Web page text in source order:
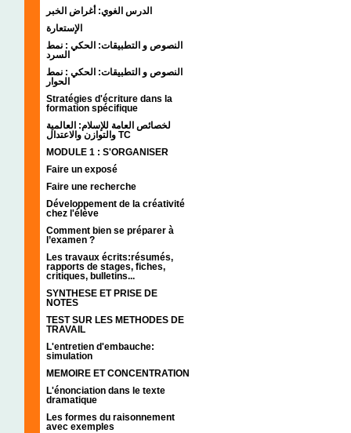
الدرس الغوي: أغراض الخبر
الإستعارة
النصوص و التطبيقات: الحكي : نمط
السرد
النصوص و التطبيقات: الحكي : نمط
الحوار
Stratégies d'écriture dans la
formation spécifique
لخصائص العامة للإسلام: العالمية
والتوازن والاعتدال TC
MODULE 1 : S'ORGANISER
Faire un exposé
Faire une recherche
Développement de la créativité
chez l'élève
Comment bien se préparer à
l’examen ?
Les travaux écrits:résumés,
rapports de stages, fiches,
critiques, bulletins...
SYNTHESE ET PRISE DE
NOTES
TEST SUR LES METHODES DE
TRAVAIL
L'entretien d'embauche:
simulation
MEMOIRE ET CONCENTRATION
L'énonciation dans le texte
dramatique
Les formes du raisonnement
avec exemples